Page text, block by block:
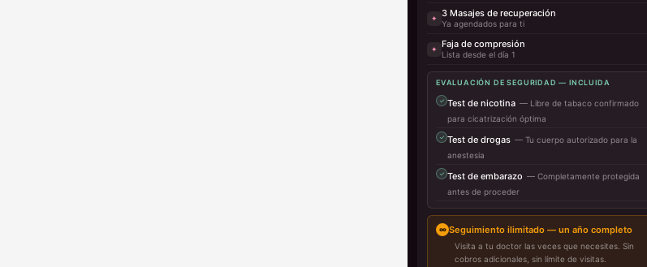
✦ 3 Masajes de recuperación
Ya agendados para ti
✦ Faja de compresión
Lista desde el día 1
EVALUACIÓN DE SEGURIDAD — INCLUIDA
✓ Test de nicotina — Libre de tabaco confirmado
para cicatrización óptima
✓ Test de drogas — Tu cuerpo autorizado para la
anestesia
✓ Test de embarazo — Completamente protegida
antes de proceder
∞ Seguimiento ilimitado — un año completo
Visita a tu doctor las veces que necesites. Sin
cobros adicionales, sin límite de visitas.